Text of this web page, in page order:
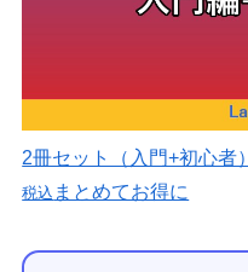
2冊セット（入門+初心者）
税込 まとめてお得に